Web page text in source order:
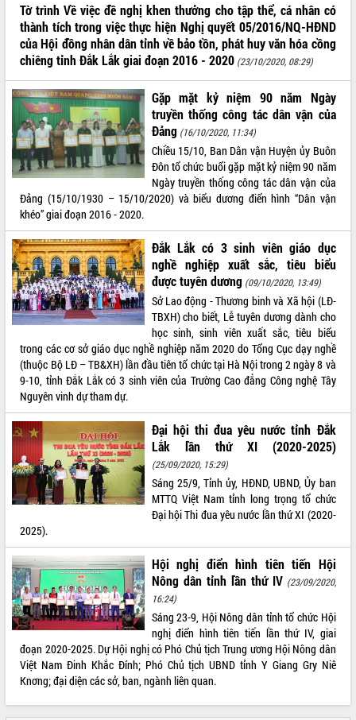
VIDEO
Hội nghị UBND tỉnh Đắk Lắk thường kỳ
tháng 7/2026
Lễ truy tặng danh hiệu “Bà Mẹ Việt
Nam Anh hùng” và trao Huân chương
Lao động
UBND tỉnh Đắk Lắk triển khai nhiệm
vụ 6 tháng cuối năm 2026
Kỳ họp thứ Hai, Hội đồng nhân dân
tỉnh khóa XI quyết nghị nhiều nội dung
quan trọng
Bí thư Tỉnh ủy Lương Nguyễn Minh
Triết thăm, tặng quà người có công với
cách mạng
Rà soát, hoàn thiện hệ thống thiết chế
văn hóa, thể thao đáp ứng yêu cầu
phát triển mới
Thường trực HĐND tỉnh Đắk Lắk gặp
mặt Đoàn chuyên gia y tế TP. Hồ Chí
Minh
Lễ truy điệu và an táng hài cốt liệt sĩ
tại Nghĩa trang Liệt sĩ xã Sơn Hòa
Bàn giải pháp tháo gỡ khó khăn trong
xuất khẩu sầu riêng và triển khai quy
định EUDR
Thứ trưởng Bộ Nông nghiệp và Môi
trường Nguyễn Hoàng Hiệp khảo sát
vùng trồng và doanh nghiệp đóng gói
sầu riêng tại Đắk Lắk
Trình diễn nghệ thuật chế biến các
món ăn từ sầu riêng
Đắk Lắk công bố Quy hoạch và xúc
ALBUM ẢNH
LIÊN KẾT WEB
Hôm nay: 9843
Tất cả: 66022583
Tờ trình Về việc đề nghị khen thưởng cho tập thể, cá nhân có
thành tích trong việc thực hiện Nghị quyết 05/2016/NQ-HĐND
của Hội đồng nhân dân tỉnh về bảo tồn, phát huy văn hóa cồng
chiêng tỉnh Đắk Lắk giai đoạn 2016 - 2020 (23/10/2020, 08:29)
Gặp mặt kỷ niệm 90 năm Ngày
truyền thống công tác dân vận của
Đảng (16/10/2020, 11:34)
Chiều 15/10, Ban Dân vận Huyện ủy Buôn
Đôn tổ chức buổi gặp mặt kỷ niệm 90 năm
Ngày truyền thống công tác dân vận của
Đảng (15/10/1930 – 15/10/2020) và biểu dương điển hình “Dân vận
khéo” giai đoạn 2016 - 2020.
Đắk Lắk có 3 sinh viên giáo dục
nghề nghiệp xuất sắc, tiêu biểu
được tuyên dương (09/10/2020, 13:49)
Sở Lao động - Thương binh và Xã hội (LĐ-
TBXH) cho biết, Lễ tuyên dương dành cho
học sinh, sinh viên xuất sắc, tiêu biểu
trong các cơ sở giáo dục nghề nghiệp năm 2020 do Tổng Cục dạy nghề
(thuộc Bộ LĐ – TB&XH) lần đầu tiên tổ chức tại Hà Nội trong 2 ngày 8 và
9-10, tỉnh Đắk Lắk có 3 sinh viên của Trường Cao đẳng Công nghệ Tây
Nguyên vinh dự tham dự.
Đại hội thi đua yêu nước tỉnh Đắk
Lắk lần thứ XI (2020-2025)
(25/09/2020, 15:29)
Sáng 25/9, Tỉnh ủy, HĐND, UBND, Ủy ban
MTTQ Việt Nam tỉnh long trọng tổ chức
Đại hội Thi đua yêu nước lần thứ XI (2020-
2025).
Hội nghị điển hình tiên tiến Hội
Nông dân tỉnh lần thứ IV (23/09/2020,
16:24)
Sáng 23-9, Hội Nông dân tỉnh tổ chức Hội
nghị điển hình tiên tiến lần thứ IV, giai
đoạn 2020-2025. Dự Hội nghị có Phó Chủ tịch Trung ương Hội Nông dân
Việt Nam Đinh Khắc Đính; Phó Chủ tịch UBND tỉnh Y Giang Gry Niê
Knơng; đại diện các sở, ban, ngành liên quan.